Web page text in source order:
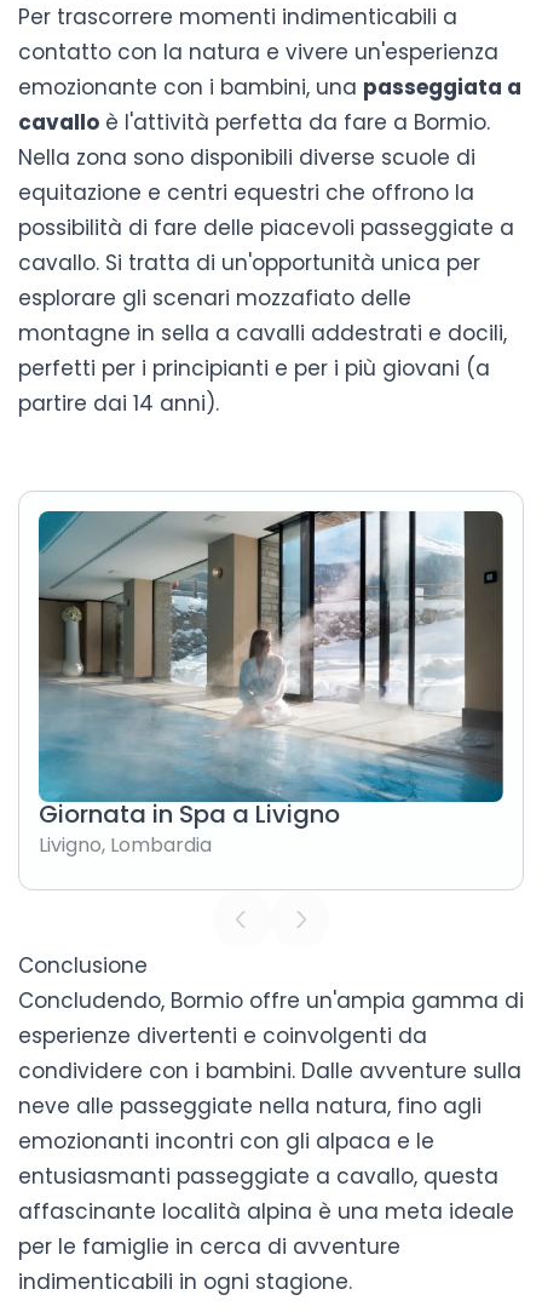
Per trascorrere momenti indimenticabili a
contatto con la natura e vivere un'esperienza
emozionante con i bambini, una passeggiata a
cavallo è l'attività perfetta da fare a Bormio.
Nella zona sono disponibili diverse scuole di
equitazione e centri equestri che offrono la
possibilità di fare delle piacevoli passeggiate a
cavallo. Si tratta di un'opportunità unica per
esplorare gli scenari mozzafiato delle
montagne in sella a cavalli addestrati e docili,
perfetti per i principianti e per i più giovani (a
partire dai 14 anni).
Giornata in Spa a Livigno
Livigno, Lombardia
Conclusione
Concludendo, Bormio offre un'ampia gamma di
esperienze divertenti e coinvolgenti da
condividere con i bambini. Dalle avventure sulla
neve alle passeggiate nella natura, fino agli
emozionanti incontri con gli alpaca e le
entusiasmanti passeggiate a cavallo, questa
affascinante località alpina è una meta ideale
per le famiglie in cerca di avventure
indimenticabili in ogni stagione.